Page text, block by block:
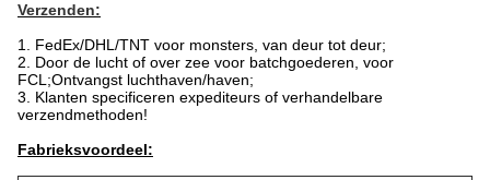
Verzenden:
1. FedEx/DHL/TNT voor monsters, van deur tot deur;
2. Door de lucht of over zee voor batchgoederen, voor
FCL;Ontvangst luchthaven/haven;
3. Klanten specificeren expediteurs of verhandelbare
verzendmethoden!
Fabrieksvoordeel: